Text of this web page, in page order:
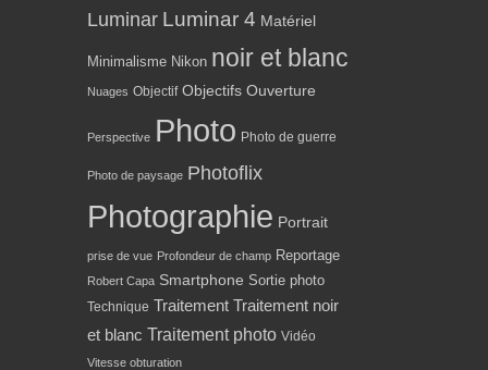
Luminar Luminar 4 Matériel
Minimalisme Nikon noir et blanc
Nuages Objectif Objectifs Ouverture
Perspective Photo Photo de guerre
Photo de paysage Photoflix
Photographie Portrait
prise de vue Profondeur de champ Reportage
Robert Capa Smartphone Sortie photo
Technique Traitement Traitement noir
et blanc Traitement photo Vidéo
Vitesse obturation